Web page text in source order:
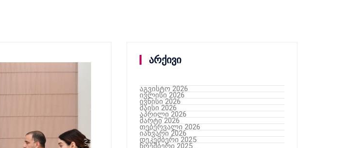
არქივი
აგვისტო 2026
ივლისი 2026
ივნისი 2026
მაისი 2026
აპრილი 2026
მარტი 2026
თებერვალი 2026
იანვარი 2026
დეკემბერი 2025
ნოემბერი 2025